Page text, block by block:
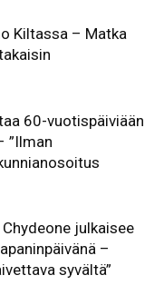
Kiltassa – Matka
60-vuotispäiviään
”Ilman
julkaisee
–
syvältä”